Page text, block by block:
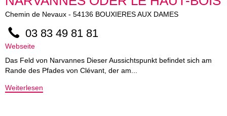
Chemin de Nevaux - 54136 BOUXIERES AUX DAMES
03 83 49 81 81
Webseite
Das Feld von Narvannes Dieser Aussichtspunkt befindet sich am
Rande des Pfades von Clévant, der am...
Weiterlesen